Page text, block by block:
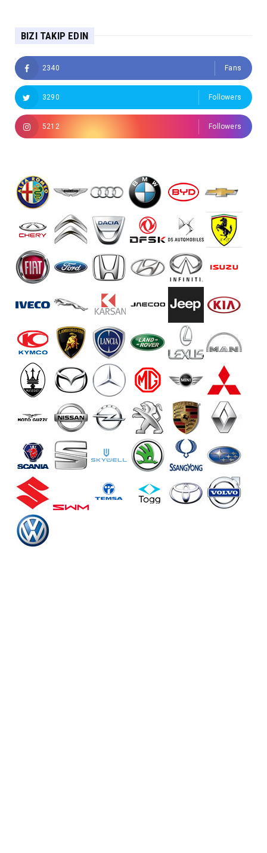
BIZI TAKIP EDIN
2340 Fans
3290 Followers
5212 Followers